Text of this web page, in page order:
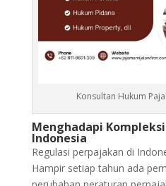
Konsultan Hukum
Menghadapi
Indonesia
Regulasi perpajakan di
Hampir setiap tahun ada